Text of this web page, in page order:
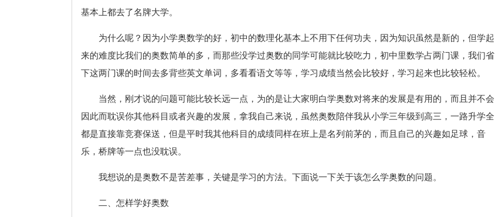
基本上都去了名牌大学。
为什么呢？因为小学奥数学的好，初中的数理化基本上不用下任何功夫，因为知识虽然是新的，但学起
来的难度比我们的奥数简单的多，而那些没学过奥数的同学可能就比较吃力，初中里数学占两门课，我们省
下这两门课的时间去多背些英文单词，多看看语文等等，学习成绩当然会比较好，学习起来也比较轻松。
当然，刚才说的问题可能比较长远一点，为的是让大家明白学奥数对将来的发展是有用的，而且并不会
因此而耽误你其他科目或者兴趣的发展，拿我自己来说，虽然奥数陪伴我从小学三年级到高三，一路升学全
都是直接靠竞赛保送，但是平时我其他科目的成绩同样在班上是名列前茅的，而且自己的兴趣如足球，音
乐，桥牌等一点也没耽误。
我想说的是奥数不是苦差事，关键是学习的方法。下面说一下关于该怎么学奥数的问题。
二、怎样学好奥数